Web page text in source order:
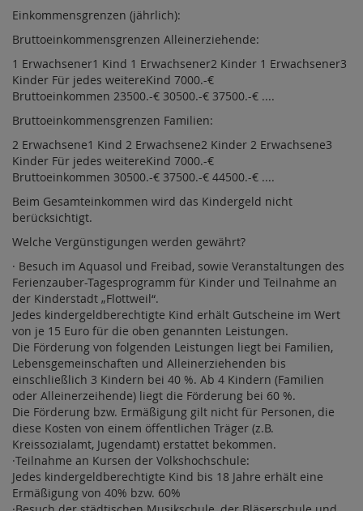
Einkommensgrenzen (jährlich):
Bruttoeinkommensgrenzen Alleinerziehende:
1 Erwachsener1 Kind 1 Erwachsener2 Kinder 1 Erwachsener3
Kinder Für jedes weitereKind 7000.-€
Bruttoeinkommen 23500.-€ 30500.-€ 37500.-€ ....
Bruttoeinkommensgrenzen Familien:
2 Erwachsene1 Kind 2 Erwachsene2 Kinder 2 Erwachsene3
Kinder Für jedes weitereKind 7000.-€
Bruttoeinkommen 30500.-€ 37500.-€ 44500.-€ ....
Beim Gesamteinkommen wird das Kindergeld nicht
berücksichtigt.
Welche Vergünstigungen werden gewährt?
· Besuch im Aquasol und Freibad, sowie Veranstaltungen des
Ferienzauber-Tagesprogramm für Kinder und Teilnahme an
der Kinderstadt „Flottweil“.
Jedes kindergeldberechtigte Kind erhält Gutscheine im Wert
von je 15 Euro für die oben genannten Leistungen.
Die Förderung von folgenden Leistungen liegt bei Familien,
Lebensgemeinschaften und Alleinerziehenden bis
einschließlich 3 Kindern bei 40 %. Ab 4 Kindern (Familien
oder Alleinerzeihende) liegt die Förderung bei 60 %.
Die Förderung bzw. Ermäßigung gilt nicht für Personen, die
diese Kosten von einem öffentlichen Träger (z.B.
Kreissozialamt, Jugendamt) erstattet bekommen.
·Teilnahme an Kursen der Volkshochschule:
Jedes kindergeldberechtigte Kind bis 18 Jahre erhält eine
Ermäßigung von 40% bzw. 60%